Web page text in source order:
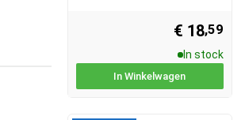
€ 18,59
In stock
In Winkelwagen